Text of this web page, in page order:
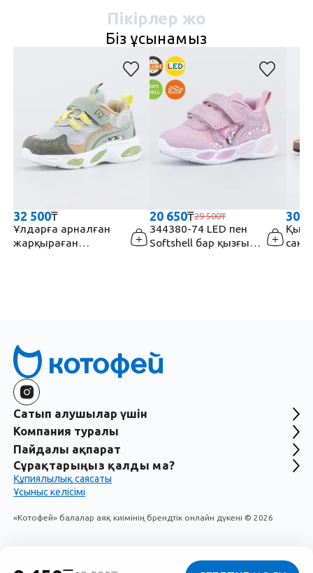
Пікірлер жоқ
Біз ұсынамыз
32 500₸
Ұлдарға арналған
жарқыраған
20 650₸29 500₸
344380-74 LED пен
Softshell бар қызғылт
30
Сатып алушылар үшін
Компания туралы
Пайдалы ақпарат
Сұрақтарыңыз қалды ма?
«Котофей» балалар аяқ киімінің брендтік онлайн дүкені ©2026
Құпиялылық саясаты
Ұсыныс келісімі